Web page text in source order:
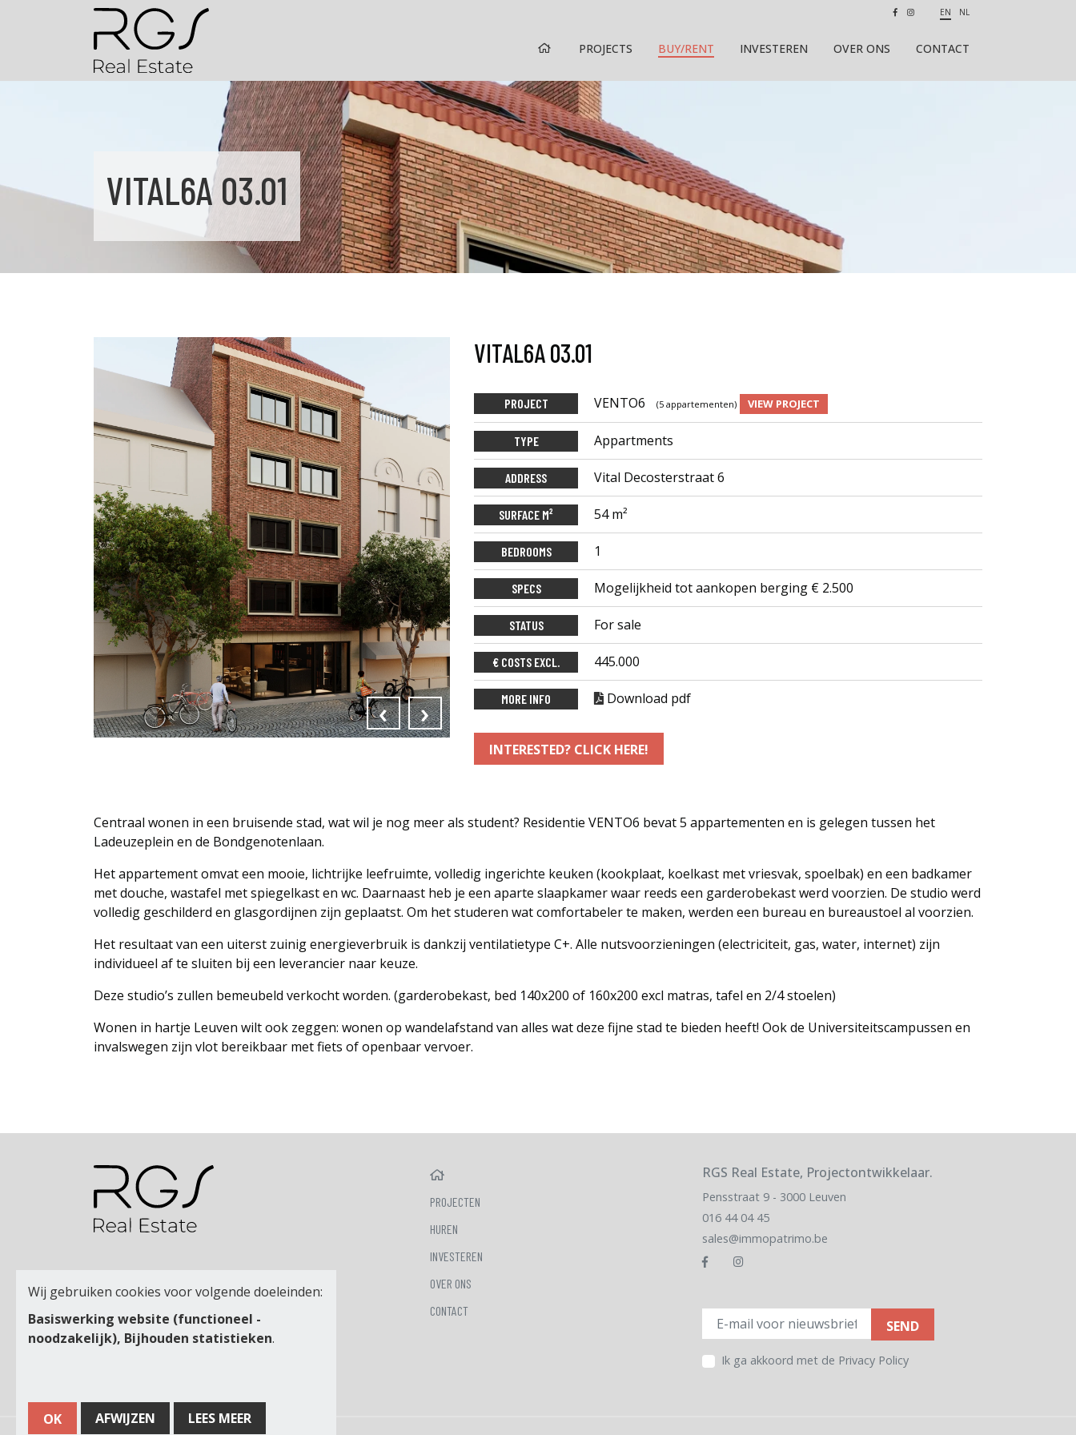
EN NL
HOME PROJECTS BUY/RENT INVESTEREN OVER ONS CONTACT
VITAL6A 03.01
‹ ›
VITAL6A 03.01
PROJECT VENTO6 (5 appartementen) VIEW PROJECT
TYPE Appartments
ADDRESS Vital Decosterstraat 6
SURFACE M² 54 m²
BEDROOMS 1
SPECS Mogelijkheid tot aankopen berging € 2.500
STATUS For sale
€ COSTS EXCL. 445.000
MORE INFO Download pdf
INTERESTED? CLICK HERE!
Centraal wonen in een bruisende stad, wat wil je nog meer als student? Residentie VENTO6 bevat 5 appartementen en is gelegen tussen het
Ladeuzeplein en de Bondgenotenlaan.
Het appartement omvat een mooie, lichtrijke leefruimte, volledig ingerichte keuken (kookplaat, koelkast met vriesvak, spoelbak) en een badkamer
met douche, wastafel met spiegelkast en wc. Daarnaast heb je een aparte slaapkamer waar reeds een garderobekast werd voorzien. De studio werd
volledig geschilderd en glasgordijnen zijn geplaatst. Om het studeren wat comfortabeler te maken, werden een bureau en bureaustoel al voorzien.
Het resultaat van een uiterst zuinig energieverbruik is dankzij ventilatietype C+. Alle nutsvoorzieningen (electriciteit, gas, water, internet) zijn
individueel af te sluiten bij een leverancier naar keuze.
Deze studio’s zullen bemeubeld verkocht worden. (garderobekast, bed 140x200 of 160x200 excl matras, tafel en 2/4 stoelen)
Wonen in hartje Leuven wilt ook zeggen: wonen op wandelafstand van alles wat deze fijne stad te bieden heeft! Ook de Universiteitscampussen en
invalswegen zijn vlot bereikbaar met fiets of openbaar vervoer.
HOME
PROJECTEN
HUREN
INVESTEREN
OVER ONS
CONTACT
RGS Real Estate, Projectontwikkelaar.
Pensstraat 9 - 3000 Leuven
016 44 04 45
sales@immopatrimo.be
Email
Ik ga akkoord met de Privacy Policy
Wij gebruiken cookies voor volgende doeleinden:
Basiswerking website (functioneel -
noodzakelijk), Bijhouden statistieken.
OK AFWIJZEN LEES MEER